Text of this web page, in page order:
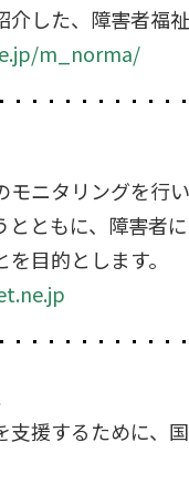
した、障害者福祉
m_norma/
ニタリングを行
ともに、障害者
目的とします。
援するために、